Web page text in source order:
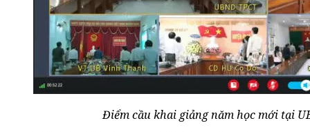
Điểm cầu khai giảng năm học mới tại